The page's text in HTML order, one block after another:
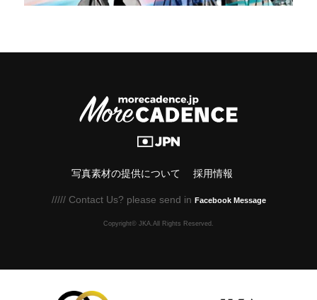
写真素材の提供について 採用情報
///// Contact Us? please send in Facebook Message
Copyright© JKA.All Rights Reserved.